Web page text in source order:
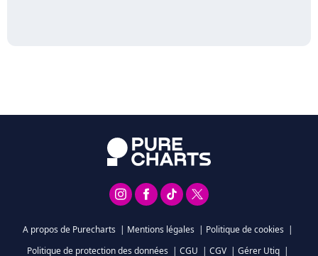
A propos de Purecharts | Mentions légales | Politique de cookies |
Politique de protection des données | CGU | CGV | Gérer Utiq |